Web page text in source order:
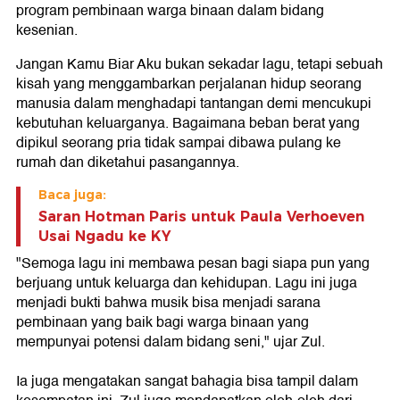
program pembinaan warga binaan dalam bidang
kesenian.
Jangan Kamu Biar Aku bukan sekadar lagu, tetapi sebuah
kisah yang menggambarkan perjalanan hidup seorang
manusia dalam menghadapi tantangan demi mencukupi
kebutuhan keluarganya. Bagaimana beban berat yang
dipikul seorang pria tidak sampai dibawa pulang ke
rumah dan diketahui pasangannya.
Baca juga:
Saran Hotman Paris untuk Paula Verhoeven
Usai Ngadu ke KY
"Semoga lagu ini membawa pesan bagi siapa pun yang
berjuang untuk keluarga dan kehidupan. Lagu ini juga
menjadi bukti bahwa musik bisa menjadi sarana
pembinaan yang baik bagi warga binaan yang
mempunyai potensi dalam bidang seni," ujar Zul.
Ia juga mengatakan sangat bahagia bisa tampil dalam